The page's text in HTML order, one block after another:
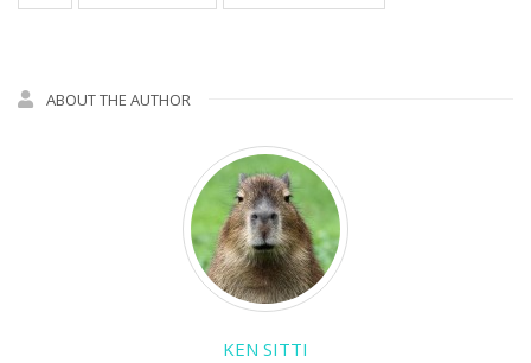
ABOUT THE AUTHOR
KEN SITTI